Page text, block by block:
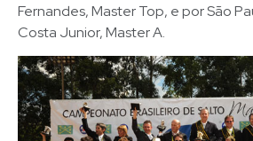
Fernandes, Master Top, e por São
Costa Junior, Master A.